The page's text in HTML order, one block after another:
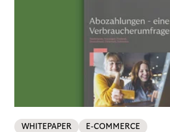
WHITEPAPER E-COMMERCE